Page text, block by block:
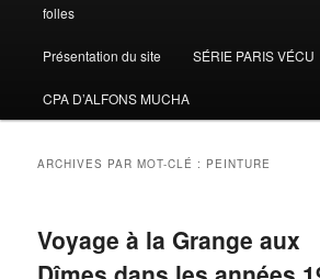
folles
Présentation du site SÉRIE PARIS VÉCU
CPA D’ALFONS MUCHA
ARCHIVES PAR MOT-CLÉ : PEINTURE
Voyage à la Grange aux